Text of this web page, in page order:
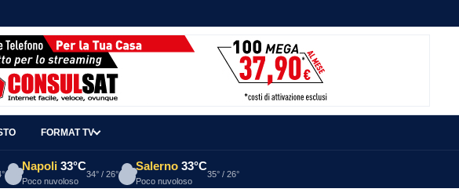
FORMAT TV
Napoli 33°C
Poco nuvoloso
34° / 26°
Salerno 33°C
Poco nuvoloso
35° / 26°